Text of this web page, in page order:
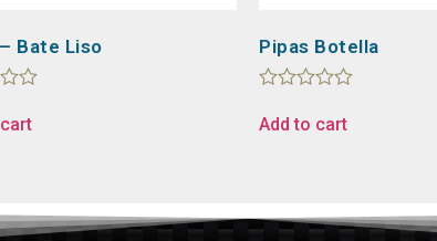
Bate Liso Pipas Botella
0
Add to cart